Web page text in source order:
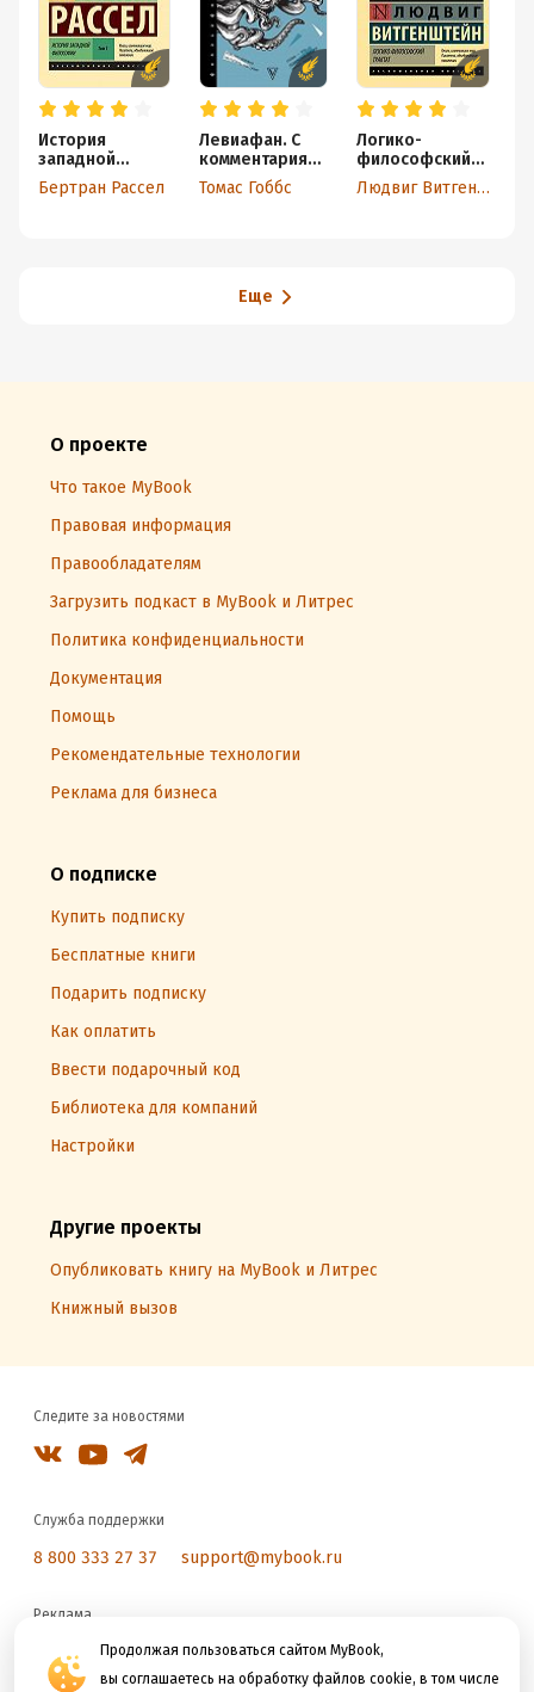
Продолжая пользоваться сайтом MyBook,
вы соглашаетесь на обработку файлов cookie, в том числе
История
западной
философии.
Том 1
Бертран Рассел
Левиафан. С
комментариями
и
объяснениями
Томас Гоббс
Логико-
философский
трактат
Людвиг Витгенштейн
Еще
О проекте
Что такое MyBook
Правовая информация
Правообладателям
Загрузить подкаст в MyBook и Литрес
Политика конфиденциальности
Документация
Помощь
Рекомендательные технологии
Реклама для бизнеса
О подписке
Купить подписку
Бесплатные книги
Подарить подписку
Как оплатить
Ввести подарочный код
Библиотека для компаний
Настройки
Другие проекты
Опубликовать книгу на MyBook и Литрес
Книжный вызов
Следите за новостями
Служба поддержки
8 800 333 27 37 support@mybook.ru
Реклама
reklama@litres.ru